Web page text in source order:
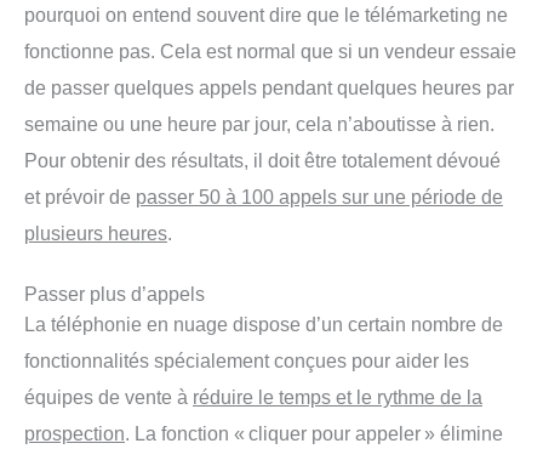
pourquoi on entend souvent dire que le télémarketing ne
fonctionne pas. Cela est normal que si un vendeur essaie
de passer quelques appels pendant quelques heures par
semaine ou une heure par jour, cela n’aboutisse à rien.
Pour obtenir des résultats, il doit être totalement dévoué
et prévoir de passer 50 à 100 appels sur une période de
plusieurs heures.
Passer plus d’appels
La téléphonie en nuage dispose d’un certain nombre de
fonctionnalités spécialement conçues pour aider les
équipes de vente à réduire le temps et le rythme de la
prospection. La fonction « cliquer pour appeler » élimine